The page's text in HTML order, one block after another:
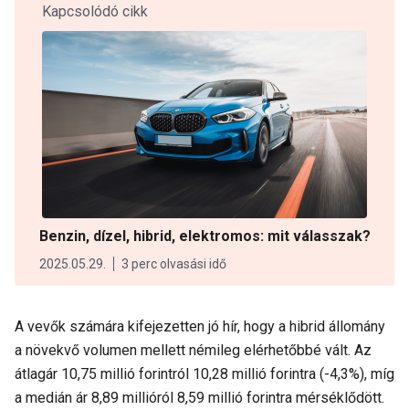
Kapcsolódó cikk
Benzin, dízel, hibrid, elektromos: mit válasszak?
2025.05.29. 3 perc olvasási idő
A vevők számára kifejezetten jó hír, hogy a hibrid állomány
a növekvő volumen mellett némileg elérhetőbbé vált. Az
átlagár 10,75 millió forintról 10,28 millió forintra (-4,3%), míg
a medián ár 8,89 millióról 8,59 millió forintra mérséklődött.